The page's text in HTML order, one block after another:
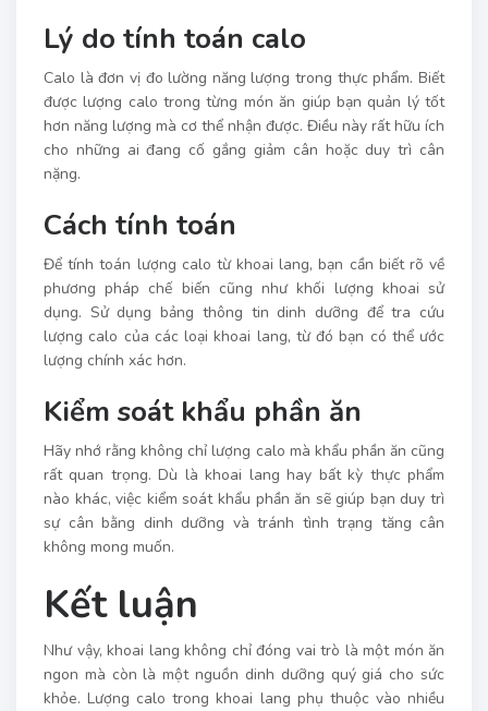
Lý do tính toán calo
Calo là đơn vị đo lường năng lượng trong thực phẩm. Biết
được lượng calo trong từng món ăn giúp bạn quản lý tốt
hơn năng lượng mà cơ thể nhận được. Điều này rất hữu ích
cho những ai đang cố gắng giảm cân hoặc duy trì cân
nặng.
Cách tính toán
Để tính toán lượng calo từ khoai lang, bạn cần biết rõ về
phương pháp chế biến cũng như khối lượng khoai sử
dụng. Sử dụng bảng thông tin dinh dưỡng để tra cứu
lượng calo của các loại khoai lang, từ đó bạn có thể ước
lượng chính xác hơn.
Kiểm soát khẩu phần ăn
Hãy nhớ rằng không chỉ lượng calo mà khẩu phần ăn cũng
rất quan trọng. Dù là khoai lang hay bất kỳ thực phẩm
nào khác, việc kiểm soát khẩu phần ăn sẽ giúp bạn duy trì
sự cân bằng dinh dưỡng và tránh tình trạng tăng cân
không mong muốn.
Kết luận
Như vậy, khoai lang không chỉ đóng vai trò là một món ăn
ngon mà còn là một nguồn dinh dưỡng quý giá cho sức
khỏe. Lượng calo trong khoai lang phụ thuộc vào nhiều